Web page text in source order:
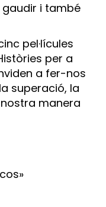
gaudir i també
pel·lícules
per a
a fer-nos
superació, la
manera